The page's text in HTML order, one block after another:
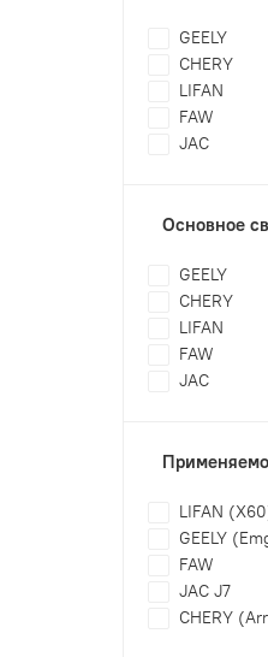
GEELY
CHERY
LIFAN
FAW
JAC
Основное
GEELY
CHERY
LIFAN
FAW
JAC
LIFAN
GEELY
FAW
JAC J7
CHERY